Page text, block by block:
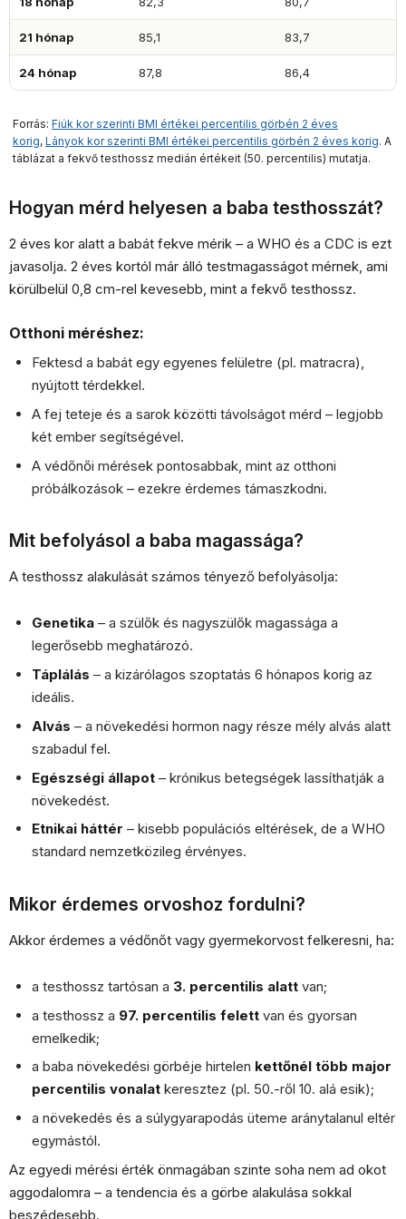
21 hónap 85,1 83,7
24 hónap 87,8 86,4
Forrás: Fiúk kor szerinti BMI értékei percentilis görbén 2 éves
korig, Lányok kor szerinti BMI értékei percentilis görbén 2 éves korig. A
táblázat a fekvő testhossz medián értékeit (50. percentilis) mutatja.
Hogyan mérd helyesen a baba testhosszát?
2 éves kor alatt a babát fekve mérik – a WHO és a CDC is ezt
javasolja. 2 éves kortól már álló testmagasságot mérnek, ami
körülbelül 0,8 cm-rel kevesebb, mint a fekvő testhossz.
Otthoni méréshez:
Fektesd a babát egy egyenes felületre (pl. matracra),
nyújtott térdekkel.
A fej teteje és a sarok közötti távolságot mérd – legjobb
két ember segítségével.
A védőnői mérések pontosabbak, mint az otthoni
próbálkozások – ezekre érdemes támaszkodni.
Mit befolyásol a baba magassága?
A testhossz alakulását számos tényező befolyásolja:
Genetika – a szülők és nagyszülők magassága a
legerősebb meghatározó.
Táplálás – a kizárólagos szoptatás 6 hónapos korig az
ideális.
Alvás – a növekedési hormon nagy része mély alvás alatt
szabadul fel.
Egészségi állapot – krónikus betegségek lassíthatják a
növekedést.
Etnikai háttér – kisebb populációs eltérések, de a WHO
standard nemzetközileg érvényes.
Mikor érdemes orvoshoz fordulni?
Akkor érdemes a védőnőt vagy gyermekorvost felkeresni, ha:
a testhossz tartósan a 3. percentilis alatt van;
a testhossz a 97. percentilis felett van és gyorsan
emelkedik;
a baba növekedési görbéje hirtelen kettőnél több major
percentilis vonalat keresztez (pl. 50.-ről 10. alá esik);
a növekedés és a súlygyarapodás üteme aránytalanul eltér
egymástól.
Az egyedi mérési érték önmagában szinte soha nem ad okot
aggodalomra – a tendencia és a görbe alakulása sokkal
beszédesebb.